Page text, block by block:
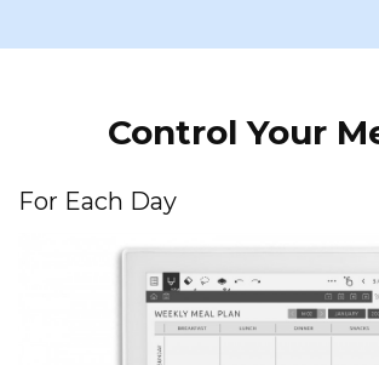
Control Your
For Each Day